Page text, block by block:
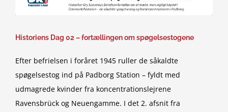
Historiens Dag 02 – fortællingen om spøgelsestogene
Efter befrielsen i foråret 1945 ruller de såkaldte
spøgelsestog ind på Padborg Station – fyldt med
udmagrede kvinder fra koncentrationslejrene
Ravensbrück og Neuengamme. I det 2. afsnit fra